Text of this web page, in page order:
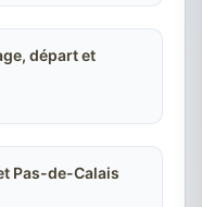
départ et
Pas-de-Calais